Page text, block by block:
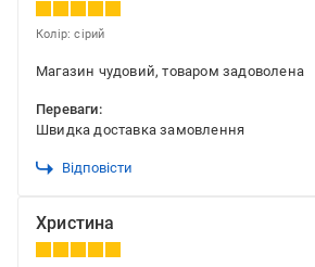
Колір: сірий
Магазин чудовий, товаром задоволена
Переваги:
Швидка доставка замовлення
Відповісти
Христина